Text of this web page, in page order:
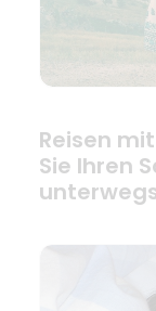
Reisen
Sie Ihren